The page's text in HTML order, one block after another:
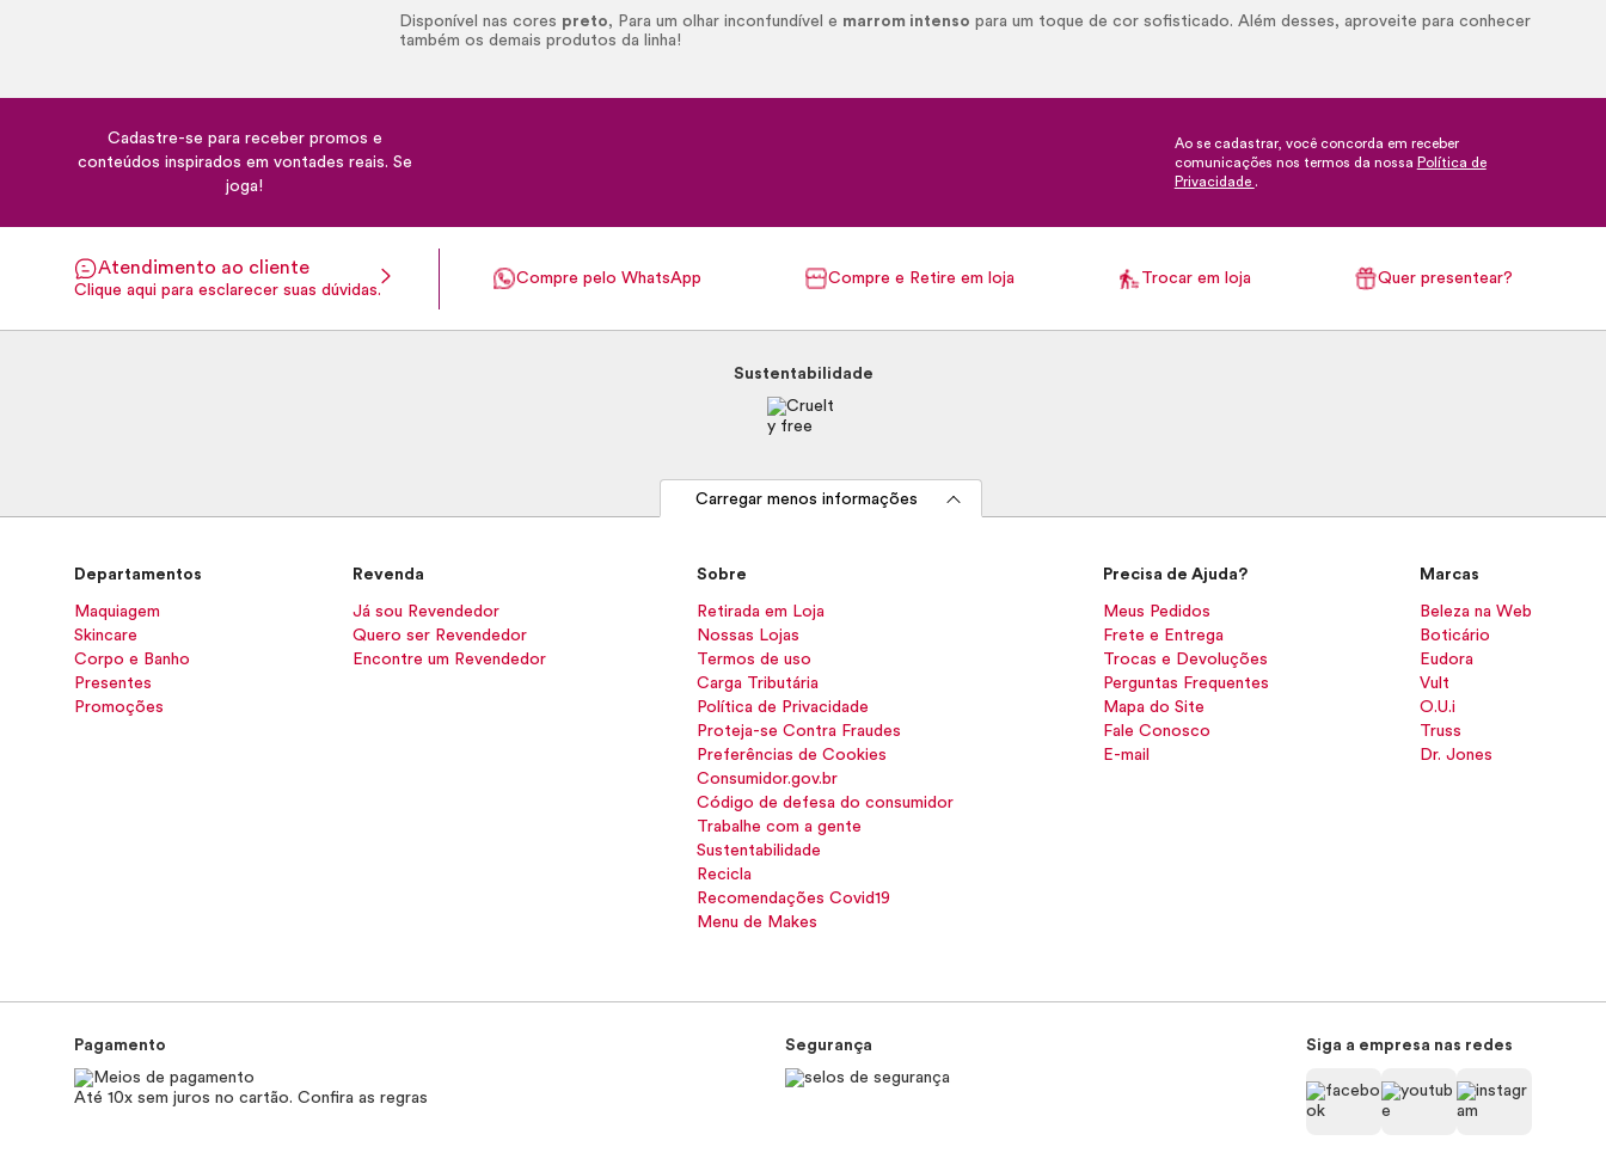
Disponível nas cores preto, Para um olhar inconfundível e marrom intenso para um toque de cor sofisticado. Além desses, aproveite para conhecer
também os demais produtos da linha!
Cadastre-se para receber promos e
conteúdos inspirados em vontades reais. Se
joga!
Ao se cadastrar, você concorda em receber
comunicações nos termos da nossa Política de
Privacidade .
Atendimento ao cliente
Clique aqui para esclarecer suas dúvidas.
Compre pelo WhatsApp Compre e Retire em loja Trocar em loja Quer presentear?
Sustentabilidade
Carregar menos informações
Departamentos
Maquiagem
Skincare
Corpo e Banho
Presentes
Promoções
Revenda
Já sou Revendedor
Quero ser Revendedor
Encontre um Revendedor
Sobre
Retirada em Loja
Nossas Lojas
Termos de uso
Carga Tributária
Política de Privacidade
Proteja-se Contra Fraudes
Preferências de Cookies
Consumidor.gov.br
Código de defesa do consumidor
Trabalhe com a gente
Sustentabilidade
Recicla
Recomendações Covid19
Menu de Makes
Precisa de Ajuda?
Meus Pedidos
Frete e Entrega
Trocas e Devoluções
Perguntas Frequentes
Mapa do Site
Fale Conosco
E-mail
Marcas
Beleza na Web
Boticário
Eudora
Vult
O.U.i
Truss
Dr. Jones
Pagamento
Até 10x sem juros no cartão. Confira as regras
Segurança Siga a empresa nas redes